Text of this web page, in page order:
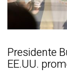
Presidente
EE.UU.